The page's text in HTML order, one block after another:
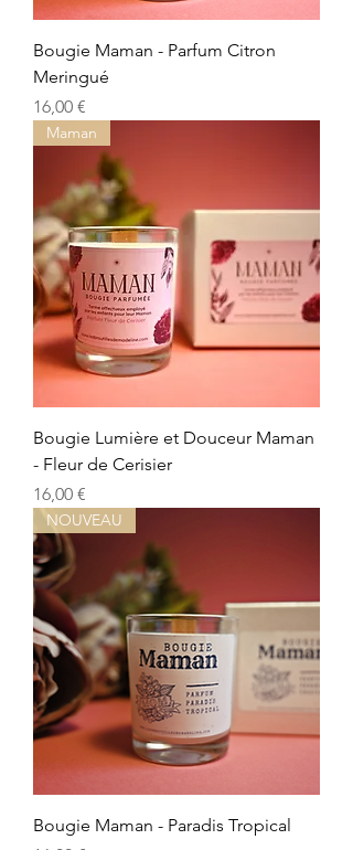
Bougie Maman - Parfum Citron
Meringué
Precio
16,00 €
Maman
Bougie Lumière et Douceur Maman
- Fleur de Cerisier
Precio
16,00 €
NOUVEAU
Bougie Maman - Paradis Tropical